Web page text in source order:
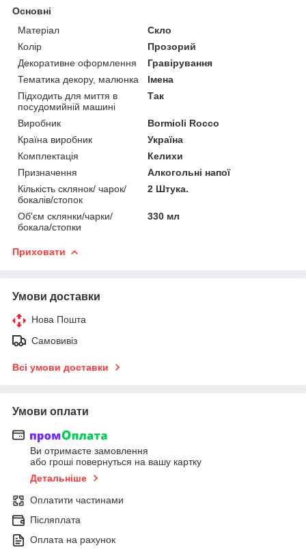
Основні
Матеріал
Скло
Колір
Прозорий
Декоративне оформлення
Гравірування
Тематика декору, малюнка
Імена
Підходить для миття в
посудомийній машині
Так
Виробник
Bormioli Rocco
Країна виробник
Україна
Комплектація
Келихи
Призначення
Алкогольні напої
Кількість склянок/ чарок/
бокалів/стопок
2 Штука.
Об'єм склянки/чарки/
бокала/стопки
330 мл
Приховати
Умови доставки
Нова Пошта
Самовивіз
Всі умови доставки
Умови оплати
Ви отримаєте замовлення
або гроші повернуться на вашу картку
Детальніше
Оплатити частинами
Післяплата
Оплата на рахунок